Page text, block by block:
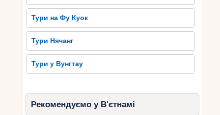
Тури на Фу Куок
Тури Нячанг
Тури у Вунгтау
Рекомендуємо у В'єтнамі